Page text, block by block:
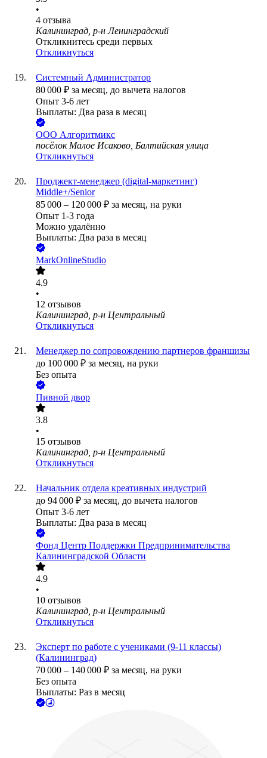
•
4 отзыва
Калининград, р-н Ленинградский
Откликнитесь среди первых
Откликнуться
Системный Администратор
80 000 ₽ за месяц, до вычета налогов
Опыт 3-6 лет
Выплаты: Два раза в месяц
ООО Алгоритмикс
посёлок Малое Исаково, Балтийская улица
Откликнуться
Проджект-менеджер (digital-маркетинг)
Middle+/Senior
85 000 – 120 000 ₽ за месяц, на руки
Опыт 1-3 года
Можно удалённо
Выплаты: Два раза в месяц
MarkOnlineStudio
4.9
•
12 отзывов
Калининград, р-н Центральный
Откликнуться
Менеджер по сопровождению партнеров франшизы
до 100 000 ₽ за месяц, на руки
Без опыта
Пивной двор
3.8
•
15 отзывов
Калининград, р-н Центральный
Откликнуться
Начальник отдела креативных индустрий
до 94 000 ₽ за месяц, до вычета налогов
Опыт 3-6 лет
Выплаты: Два раза в месяц
Фонд Центр Поддержки Предпринимательства
Калининградской Области
4.9
•
10 отзывов
Калининград, р-н Центральный
Откликнуться
Эксперт по работе с учениками (9-11 классы)
(Калининград)
70 000 – 140 000 ₽ за месяц, на руки
Без опыта
Выплаты: Раз в месяц